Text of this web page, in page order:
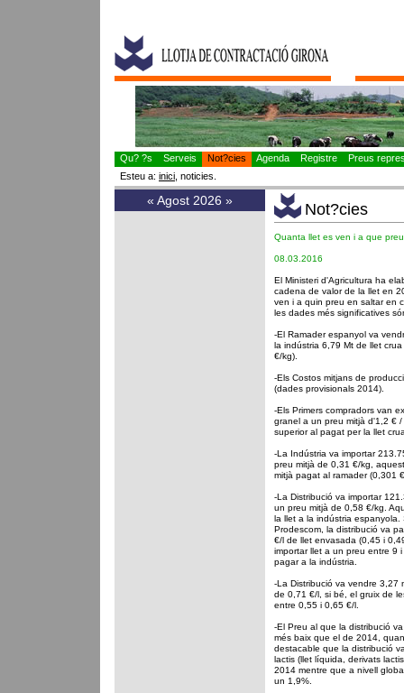
Qu? ?s Serveis Not?cies Agenda Registre
Preus
Esteu a: inici , noticies.
« Agost 2026 » Not?cies
Quanta llet es ven i a que
08.03.2016
El Ministeri d'Agricultura ha
cadena de valor de la llet en
ven i a quin preu en saltar en
les dades més significatives
-El Ramader espanyol va
la indústria 6,79 Mt de llet
€/kg).
-Els Costos mitjans de
(dades provisionals 2014).
-Els Primers compradors van
granel a un preu mitjà d'1,2 €
superior al pagat per la llet
-La Indústria va importar
preu mitjà de 0,31 €/kg,
mitjà pagat al ramader (0,301
-La Distribució va importar
un preu mitjà de 0,58 €/kg.
la llet a la indústria
Prodescom, la distribució va
€/l de llet envasada (0,45 i
importar llet a un preu entre 9
pagar a la indústria.
-La Distribució va vendre 3,27
de 0,71 €/l, si bé, el gruix de
entre 0,55 i 0,65 €/l.
-El Preu al que la distribució
més baix que el de 2014,
destacable que la distribució
lactis (llet líquida, derivats
2014 mentre que a nivell
un 1,9%.